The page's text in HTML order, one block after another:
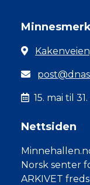
15. mai til
Nettsiden
Norsk senter
ARKIVET